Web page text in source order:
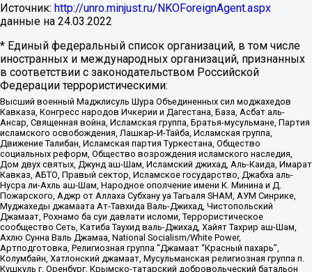
Источник: http://unro.minjust.ru/NKOForeignAgent.aspx
данные на 24.03.2022
* Единый федеральный список организаций, в том числе
иностранных и международных организаций, признанных
в соответствии с законодательством Российской
Федерации террористическими:
Высший военный Маджлисуль Шура Объединенных сил моджахедов
Кавказа, Конгресс народов Ичкерии и Дагестана, База, Асбат аль-
Ансар, Священная война, Исламская группа, Братья-мусульмане, Партия
исламского освобождения, Лашкар-И-Тайба, Исламская группа,
Движение Талибан, Исламская партия Туркестана, Общество
социальных реформ, Общество возрождения исламского наследия,
Дом двух святых, Джунд аш-Шам, Исламский джихад, Аль-Каида, Имарат
Кавказ, АБТО, Правый сектор, Исламское государство, Джабха аль-
Нусра ли-Ахль аш-Шам, Народное ополчение имени К. Минина и Д.
Пожарского, Аджр от Аллаха Субхану уа Тагьаля SHAM, АУМ Синрике,
Муджахеды джамаата Ат-Тавхида Валь-Джихад, Чистопольский
Джамаат, Рохнамо ба суи давлати исломи, Террористическое
сообщество Сеть, Катиба Таухид валь-Джихад, Хайят Тахрир аш-Шам,
Ахлю Сунна Валь Джамаа, National Socialism/White Power,
Артподготовка, Религиозная группа “Джамаат “Красный пахарь”,
Колумбайн, Хатлонский джамаат, Мусульманская религиозная группа п.
Кушкуль г. Оренбург, Крымско-татарский добровольческий батальон